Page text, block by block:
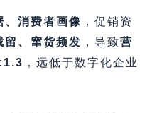
、消费者画像 ，促销资
留、窜货频发 ，导致营
，远低于数字化企业